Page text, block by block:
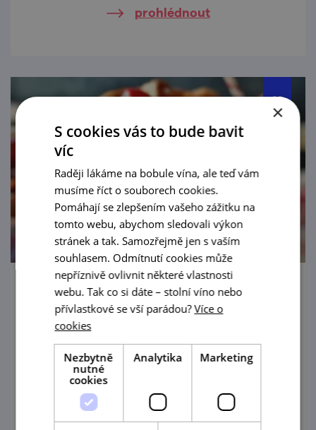
prohlédnout
Šatovský kotlík 2026
Na 4. ročník soutěže o nejlepší kotlíkový
guláš zve městys Šatov.
prohlédnout
×
S cookies vás to bude bavit
víc
Raději lákáme na bobule vína, ale teď vám
musíme říct o souborech cookies.
Pomáhají se zlepšením vašeho zážitku na
tomto webu, abychom sledovali výkon
stránek a tak. Samozřejmě jen s vaším
souhlasem. Odmítnutí cookies může
nepříznivě ovlivnit některé vlastnosti
webu. Tak co si dáte – stolní víno nebo
přívlastkové se vší parádou?Více o
cookies
Nezbytně
nutné
cookies
Analytika Marketing